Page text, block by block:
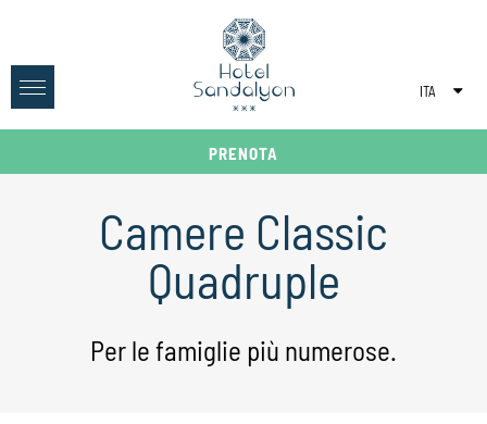
PRENOTA
ITA
ENG
Camere Classic
Quadruple
Per le famiglie più numerose.